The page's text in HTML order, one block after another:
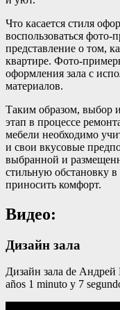
Что касается стиля
воспользоваться
представление о том,
квартире. Фото-
оформления зала с
материалов.
Таким образом, выбор
этап в процессе
мебели необходимо
и свои вкусовые
выбранной и
стильную обстановку в
приносить комфорт.
Видео:
Дизайн зала
Дизайн зала de Андрей
años 1 minuto y 7